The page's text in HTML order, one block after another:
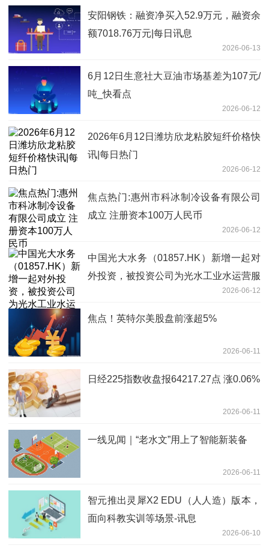
安阳钢铁：融资净买入52.9万元，融资余
额7018.76万元|每日讯息
2026-06-13
6月12日生意社大豆油市场基差为107元/
吨_快看点
2026-06-12
2026年6月12日潍坊欣龙粘胶短纤价格快
讯|每日热门
2026-06-12
焦点热门:惠州市科冰制冷设备有限公司
成立 注册资本100万人民币
2026-06-12
中国光大水务（01857.HK）新增一起对
外投资，被投资公司为光水工业水运营服
2026-06-12
焦点！英特尔美股盘前涨超5%
2026-06-11
日经225指数收盘报64217.27点 涨0.06%
2026-06-11
一线见闻｜“老水文”用上了智能新装备
2026-06-11
智元推出灵犀X2 EDU（人人造）版本，
面向科教实训等场景-讯息
2026-06-10